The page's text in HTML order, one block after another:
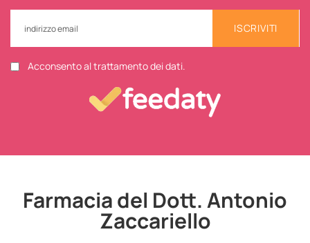
ISCRIVITI
Acconsento al trattamento dei dati.
Farmacia del Dott. Antonio
Zaccariello